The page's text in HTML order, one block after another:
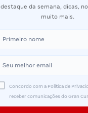
destaque da semana, dicas,
muito mais.
Concordo com a Política de
receber comunicações do Gran